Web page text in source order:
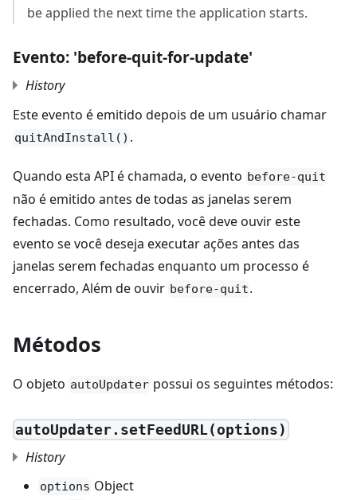
be applied the next time the application starts.
Evento: 'before-quit-for-update'
History
Este evento é emitido depois de um usuário chamar
quitAndInstall() .
Quando esta API é chamada, o evento before-quit
não é emitido antes de todas as janelas serem
fechadas. Como resultado, você deve ouvir este
evento se você deseja executar ações antes das
janelas serem fechadas enquanto um processo é
encerrado, Além de ouvir before-quit.
Métodos
O objeto autoUpdater possui os seguintes métodos:
autoUpdater.setFeedURL(options)
History
options Object